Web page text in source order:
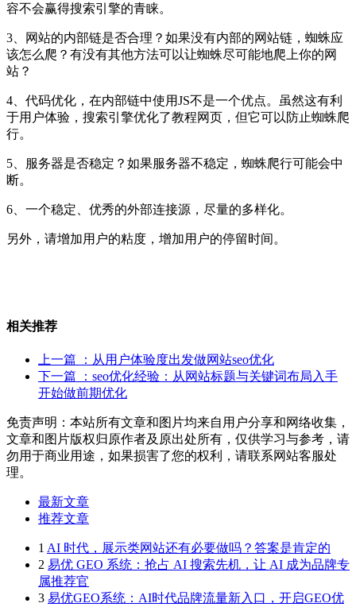
容不会赢得搜索引擎的青睐。
3、网站的内部链是否合理？如果没有内部的网站链，蜘蛛应
该怎么爬？有没有其他方法可以让蜘蛛尽可能地爬上你的网
站？
4、代码优化，在内部链中使用JS不是一个优点。虽然这有利
于用户体验，搜索引擎优化了教程网页，但它可以防止蜘蛛爬
行。
5、服务器是否稳定？如果服务器不稳定，蜘蛛爬行可能会中
断。
6、一个稳定、优秀的外部连接源，尽量的多样化。
另外，请增加用户的粘度，增加用户的停留时间。
相关推荐
上一篇
：从用户体验度出发做网站seo优化
下一篇
：seo优化经验：从网站标题与关键词布局入手
开始做前期优化
免责声明：本站所有文章和图片均来自用户分享和网络收集，
文章和图片版权归原作者及原出处所有，仅供学习与参考，请
勿用于商业用途，如果损害了您的权利，请联系网站客服处
理。
最新文章
推荐文章
1 AI 时代，展示类网站还有必要做吗？答案是肯定的
2 易优 GEO 系统：抢占 AI 搜索先机，让 AI 成为品牌专
属推荐官
3 易优GEO系统：AI时代品牌流量新入口，开启GEO优